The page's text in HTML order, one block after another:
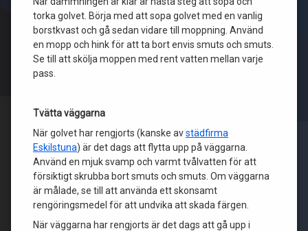
torka golvet. Börja med att sopa golvet med en vanlig
borstkvast och gå sedan vidare till moppning. Använd
en mopp och hink för att ta bort envis smuts och smuts.
Se till att skölja moppen med rent vatten mellan varje
pass.
Tvätta väggarna
När golvet har rengjorts (kanske avstädfirma
Eskilstuna) är det dags att flytta upp på väggarna.
Använd en mjuk svamp och varmt tvålvatten för att
försiktigt skrubba bort smuts och smuts. Om väggarna
är målade, se till att använda ett skonsamt
rengöringsmedel för att undvika att skada färgen.
När väggarna har rengjorts är det dags att gå upp i